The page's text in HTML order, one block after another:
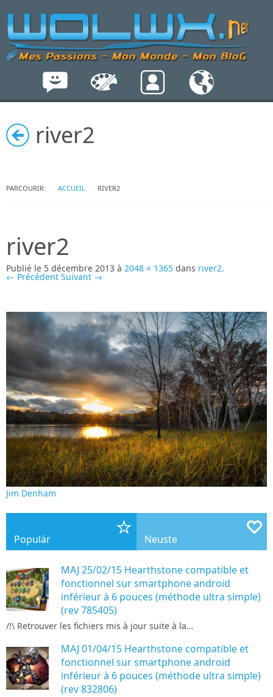
river2
PARCOURIR: ACCUEIL RIVER2
river2
Publié le 5 décembre 2013 à 2048 × 1365 dans river2.
← Précédent Suivant →
Jim Denham
Populär Neuste
MAJ 25/02/15 Hearthstone compatible et
fonctionnel sur smartphone android
inférieur à 6 pouces (méthode ultra simple)
(rev 785405)
/!\ Retrouver les fichiers mis à jour suite à la…
MAJ 01/04/15 Hearthstone compatible et
fonctionnel sur smartphone android
inférieur à 6 pouces (méthode ultra simple)
(rev 832806)